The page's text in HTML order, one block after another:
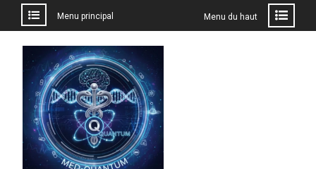
contenu
Menu principal Menu du haut